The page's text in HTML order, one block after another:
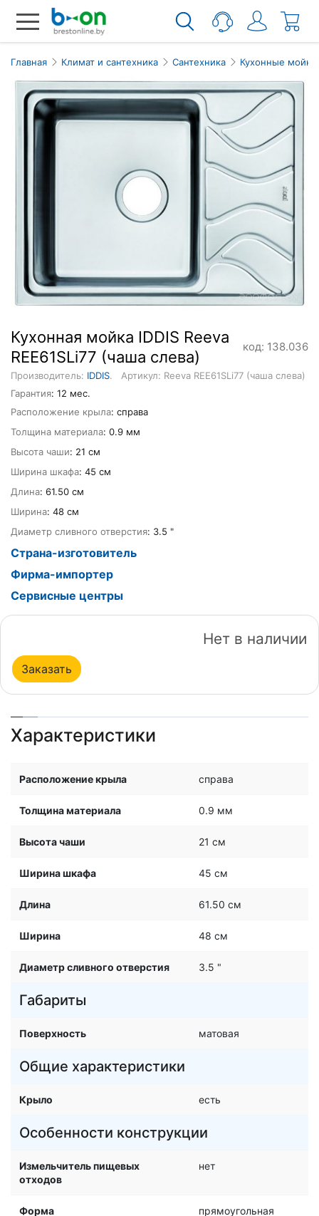
Главная Климат и сантехника Сантехника Кухонные мойки
Кухонная мойка IDDIS Reeva
REE61SLi77 (чаша слева)
код: 138.036
Производитель: IDDIS.
Артикул: Reeva REE61SLi77 (чаша слева)
Гарантия: 12 мес.
Расположение крыла: справа
Толщина материала: 0.9 мм
Высота чаши: 21 см
Ширина шкафа: 45 см
Длина: 61.50 см
Ширина: 48 см
Диаметр сливного отверстия: 3.5 "
Страна-изготовитель
Фирма-импортер
Сервисные центры
Нет в наличии
Заказать
Характеристики
Расположение крыла справа
Толщина материала 0.9 мм
Высота чаши 21 см
Ширина шкафа 45 см
Длина 61.50 см
Ширина 48 см
Диаметр сливного отверстия 3.5 "
Габариты
Поверхность матовая
Общие характеристики
Крыло есть
Особенности конструкции
Измельчитель пищевых
отходов
нет
Форма прямоугольная